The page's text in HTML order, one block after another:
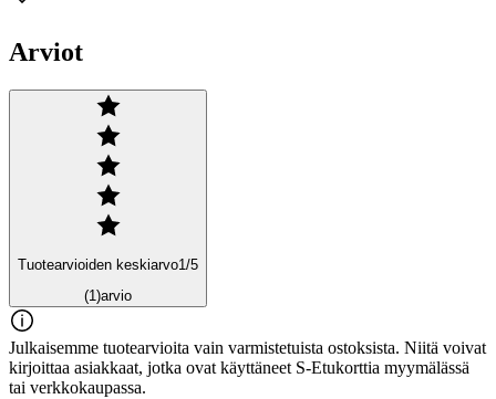
Arviot
Tuotearvioiden keskiarvo1 /5
(1)arvio
Julkaisemme tuotearvioita vain varmistetuista ostoksista. Niitä voivat
kirjoittaa asiakkaat, jotka ovat käyttäneet S-Etukorttia myymälässä
tai verkkokaupassa.